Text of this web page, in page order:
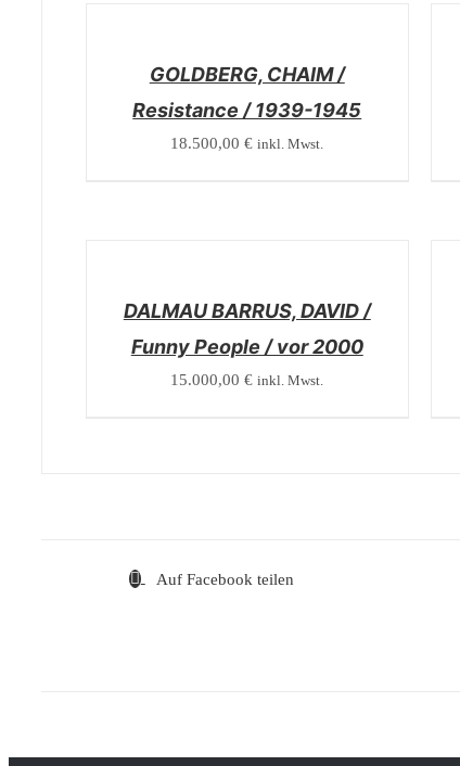
GOLDBERG, CHAIM /
Resistance / 1939-1945
18.500,00€ inkl. Mwst.
DALMAU BARRUS, DAVID /
Funny People / vor 2000
15.000,00€ inkl. Mwst.
Auf Facebook teilen